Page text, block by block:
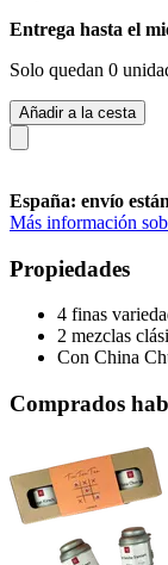
Entrega hasta el
Solo quedan 0
Añadir a la cesta
España: envío
Más información
Propiedades
4 finas
2 mezclas
Con China
Comprados